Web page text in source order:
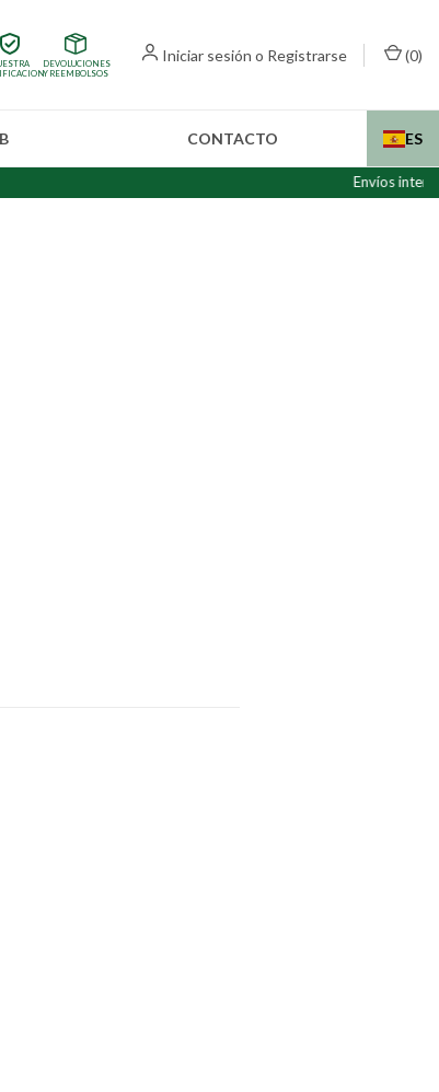
DEVOLUCIONES
Y REEMBOLSOS
Iniciar sesión o Registrarse (0)
CONTACTO ES
Envíos internacionales